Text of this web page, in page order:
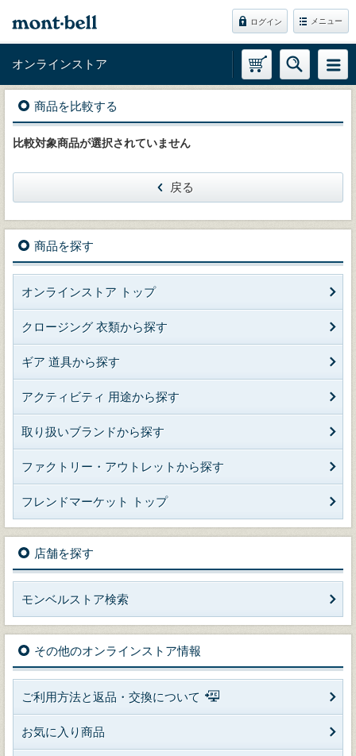
ログイン メニュー
オンラインストア
商品を比較する
比較対象商品が選択されていません
戻る
商品を探す
オンラインストア トップ
クロージング 衣類から探す
ギア 道具から探す
アクティビティ 用途から探す
取り扱いブランドから探す
ファクトリー・アウトレットから探す
フレンドマーケット トップ
店舗を探す
モンベルストア検索
その他のオンラインストア情報
ご利用方法と返品・交換について
お気に入り商品